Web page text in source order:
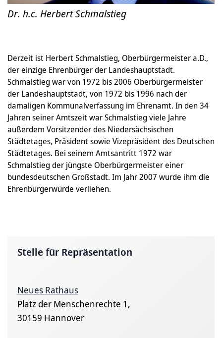
Dr. h.c. Herbert Schmalstieg
Derzeit ist Herbert Schmalstieg, Oberbürgermeister a.D.,
der einzige Ehrenbürger der Landeshauptstadt.
Schmalstieg war von 1972 bis 2006 Oberbürgermeister
der Landeshauptstadt, von 1972 bis 1996 nach der
damaligen Kommunalverfassung im Ehrenamt. In den 34
Jahren seiner Amtszeit war Schmalstieg viele Jahre
außerdem Vorsitzender des Niedersächsischen
Städtetages, Präsident sowie Vizepräsident des Deutschen
Städtetages. Bei seinem Amtsantritt 1972 war
Schmalstieg der jüngste Oberbürgermeister einer
bundesdeutschen Großstadt. Im Jahr 2007 wurde ihm die
Ehrenbürgerwürde verliehen.
Stelle für Repräsentation
Neues Rathaus
Platz der Menschenrechte 1,
30159 Hannover